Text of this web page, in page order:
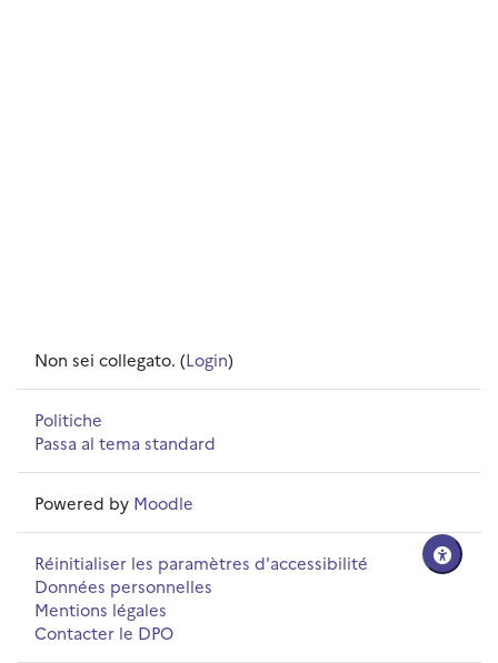
Non sei collegato. (Login)
Politiche
Passa al tema standard
Powered by Moodle
Réinitialiser les paramètres d'accessibilité
Données personnelles
Mentions légales
Contacter le DPO